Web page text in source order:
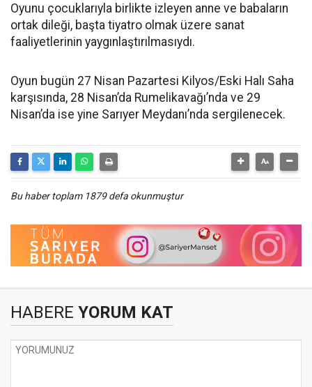
Oyunu çocuklarıyla birlikte izleyen anne ve babaların
ortak dileği, başta tiyatro olmak üzere sanat
faaliyetlerinin yaygınlaştırılmasıydı.
Oyun bugün 27 Nisan Pazartesi Kilyos/Eski Halı Saha
karşısında, 28 Nisan’da Rumelikavağı’nda ve 29
Nisan’da ise yine Sarıyer Meydanı’nda sergilenecek.
Bu haber toplam 1879 defa okunmuştur
HABERE YORUM KAT